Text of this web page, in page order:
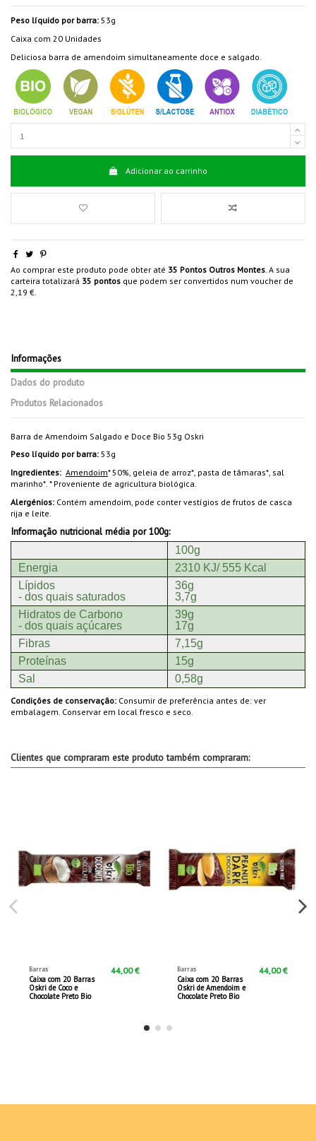
Peso líquido por barra: 53g
Caixa com 20 Unidades
Deliciosa barra de amendoim simultaneamente doce e salgado.
Adicionar ao carrinho
Ao comprar este produto pode obter até 35 Pontos Outros Montes . A sua
carteira totalizará 35 pontos que podem ser convertidos num voucher de
2,19 €
Informações
Dados do produto
Produtos Relacionados
Barra de Amendoim Salgado e Doce Bio 53g Oskri
Peso líquido por barra: 53g
Ingredientes: Amendoim* 50%, geleia de arroz*, pasta de tâmaras*, sal
marinho*. * Proveniente de agricultura biológica.
Alergénios: Contém amendoim, pode conter vestígios de frutos de casca
rija e leite.
Informação nutricional média por 100g:
100g
Energia
2310 KJ/ 555 Kcal
Lípidos
- dos quais saturados
36g
3,7g
Hidratos de Carbono
- dos quais açúcares
39g
17g
Fibras
7,15g
Proteínas
15g
Sal
0,58g
Condições de conservação: Consumir de preferência antes de: ver
embalagem. Conservar em local fresco e seco.
Clientes que compraram este produto também compraram:
Barras
Caixa com 20 Barras
Oskri de Coco e
Chocolate Preto Bio
44,00 € Barras
Caixa com 20 Barras
Oskri de Amendoim e
Chocolate Preto Bio
44,00 €